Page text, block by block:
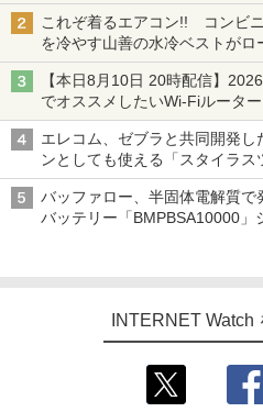
これぞ着るエアコン!! コンビ
を冷やす山善の水冷ベストが
ち・ざ・ろーど！その14】【
【本日8月10日 20時配信】
でオススメしたいWi-Fiルータ
水理史の「イニシャルB」チャ
エレコム、ゼブラと共同開発
ンとしても使える「スタイラ
も、持ち替えずに書き込める
バッファロー、半固体電解質
バッテリー「BMPBSA10000」
INTERNET Watch